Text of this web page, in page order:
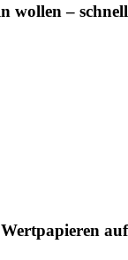
wollen – schnell
auf